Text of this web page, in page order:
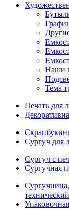
Наши
Тема
Печать для
Сургуч для
Сургуч с
Сургучная